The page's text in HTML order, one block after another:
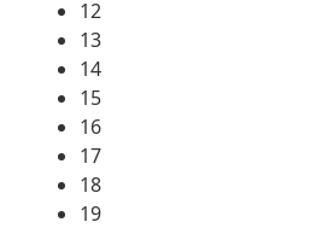
12
13
14
15
16
17
18
19